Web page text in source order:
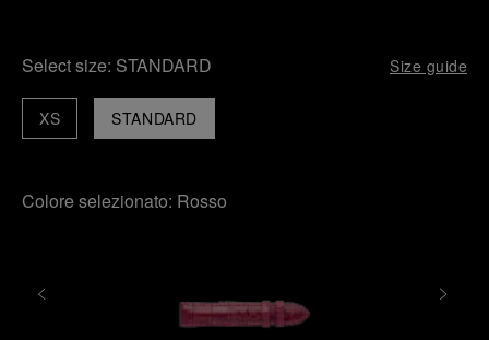
Select size: STANDARD Size guide
STANDARD
XS
Colore selezionato: Rosso